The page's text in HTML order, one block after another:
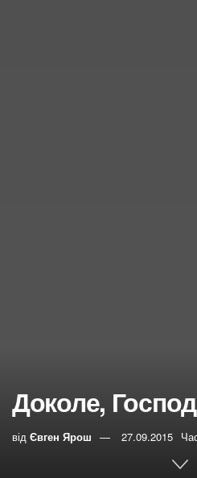
Доколе,
від Євген Ярош 27.09.2015